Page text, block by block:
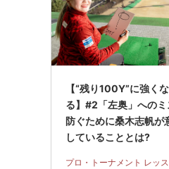
【“残り100Y”に強くな
る】#2「左奥」へのミ
防ぐために桑木志帆が
していることとは?
プロ・トーナメント レッ